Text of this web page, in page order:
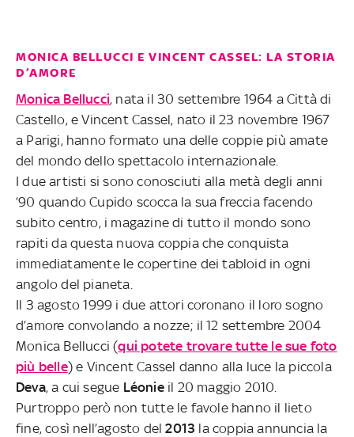
MONICA BELLUCCI E VINCENT CASSEL: LA STORIA
D’AMORE
Monica Bellucci, nata il 30 settembre 1964 a Città di
Castello, e Vincent Cassel, nato il 23 novembre 1967
a Parigi, hanno formato una delle coppie più amate
del mondo dello spettacolo internazionale.
I due artisti si sono conosciuti alla metà degli anni
’90 quando Cupido scocca la sua freccia facendo
subito centro, i magazine di tutto il mondo sono
rapiti da questa nuova coppia che conquista
immediatamente le copertine dei tabloid in ogni
angolo del pianeta.
Il 3 agosto 1999 i due attori coronano il loro sogno
d’amore convolando a nozze; il 12 settembre 2004
Monica Bellucci (qui potete trovare tutte le sue foto
più belle) e Vincent Cassel danno alla luce la piccola
Deva, a cui segue Léonieil 20 maggio 2010.
Purtroppo però non tutte le favole hanno il lieto
fine, così nell’agosto del2013 la coppia annuncia la